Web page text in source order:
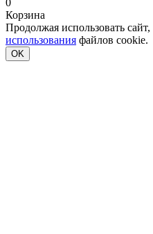
0
Корзина
Продолжая использовать
использования файлов cookie.
OK